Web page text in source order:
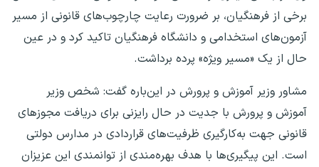
برخی از فرهنگیان، بر ضرورت رعایت چارچوب‌های قانونی از مسیر
آزمون‌های استخدامی و دانشگاه فرهنگیان تاکید کرد و در عین
حال از یک «مسیر ویژه» پرده برداشت.
مشاور وزیر آموزش و پرورش در این‌باره گفت: شخص وزیر
آموزش و پرورش با جدیت در حال رایزنی برای دریافت مجوزهای
قانونی جهت به‌کارگیری ظرفیت‌های قراردادی در مدارس دولتی
است. این پیگیری‌ها با هدف بهره‌مندی از توانمندی این عزیزان